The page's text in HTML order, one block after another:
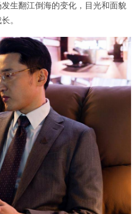
生翻江倒海的变化，目光和面貌
。